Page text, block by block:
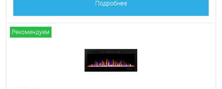
Подробнее
Рекомендуем